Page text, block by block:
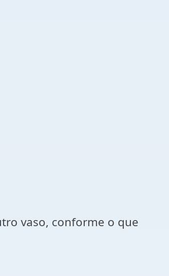
vaso, conforme o que